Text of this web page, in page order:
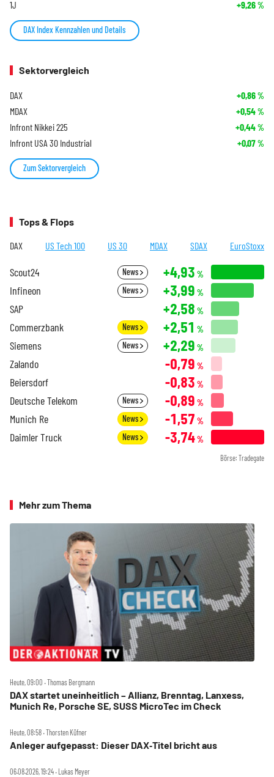
1J +9,26%
DAX Index Kennzahlen und Details
Sektorvergleich
DAX +0,86%
MDAX +0,54%
Infront Nikkei 225 +0,44%
Infront USA 30 Industrial +0,07%
Zum Sektorvergleich
Tops & Flops
DAX US Tech 100 US 30 MDAX SDAX EuroStoxx
Scout24 News +4,93 %
Infineon News +3,99 %
SAP +2,58 %
Commerzbank News +2,51 %
Siemens News +2,29 %
Zalando -0,79 %
Beiersdorf -0,83 %
Deutsche Telekom News -0,89 %
Munich Re News -1,57 %
Daimler Truck News -3,74%
Börse: Tradegate
Mehr zum Thema
Heute, 09:00 ‧ Thomas Bergmann
DAX startet uneinheitlich – Allianz, Brenntag, Lanxess,
Munich Re, Porsche SE, SUSS MicroTec im Check
Heute, 08:58 ‧ Thorsten Küfner
Anleger aufgepasst: Dieser DAX‑Titel bricht aus
06.08.2026, 19:24 ‧ Lukas Meyer